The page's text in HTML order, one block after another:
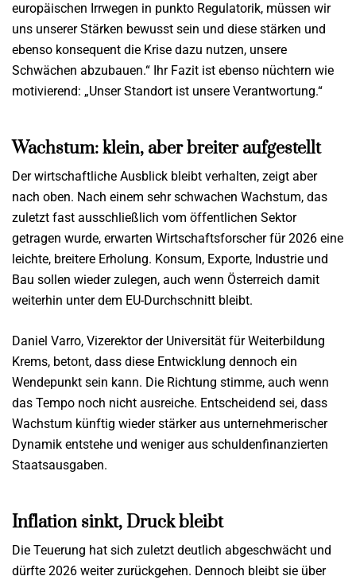
europäischen Irrwegen in punkto Regulatorik, müssen wir
uns unserer Stärken bewusst sein und diese stärken und
ebenso konsequent die Krise dazu nutzen, unsere
Schwächen abzubauen.“ Ihr Fazit ist ebenso nüchtern wie
motivierend: „Unser Standort ist unsere Verantwortung.“
Wachstum: klein, aber breiter aufgestellt
Der wirtschaftliche Ausblick bleibt verhalten, zeigt aber
nach oben. Nach einem sehr schwachen Wachstum, das
zuletzt fast ausschließlich vom öffentlichen Sektor
getragen wurde, erwarten Wirtschaftsforscher für 2026 eine
leichte, breitere Erholung. Konsum, Exporte, Industrie und
Bau sollen wieder zulegen, auch wenn Österreich damit
weiterhin unter dem EU-Durchschnitt bleibt.
Daniel Varro, Vizerektor der Universität für Weiterbildung
Krems, betont, dass diese Entwicklung dennoch ein
Wendepunkt sein kann. Die Richtung stimme, auch wenn
das Tempo noch nicht ausreiche. Entscheidend sei, dass
Wachstum künftig wieder stärker aus unternehmerischer
Dynamik entstehe und weniger aus schuldenfinanzierten
Staatsausgaben.
Inflation sinkt, Druck bleibt
Die Teuerung hat sich zuletzt deutlich abgeschwächt und
dürfte 2026 weiter zurückgehen. Dennoch bleibt sie über